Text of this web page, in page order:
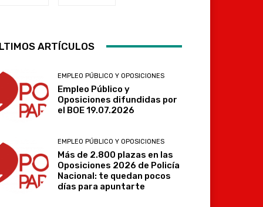
ARTÍCULOS
EMPLEO PÚBLICO Y OPOSICIONES
Empleo Público y
Oposiciones difundidas por
el BOE 19.07.2026
EMPLEO PÚBLICO Y OPOSICIONES
Más de 2.800 plazas en las
Oposiciones 2026 de Policía
Nacional: te quedan pocos
días para apuntarte